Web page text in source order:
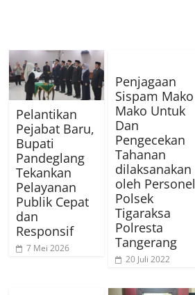
Pelantikan
Pejabat Baru,
Bupati
Pandeglang
Tekankan
Pelayanan
Publik Cepat
dan
Responsif
7 Mei 2026
Penjagaan
Sispam Mako
Mako Untuk
Dan
Pengecekan
Tahanan
dilaksanakan
oleh Personel
Polsek
Tigaraksa
Polresta
Tangerang
20 Juli 2022